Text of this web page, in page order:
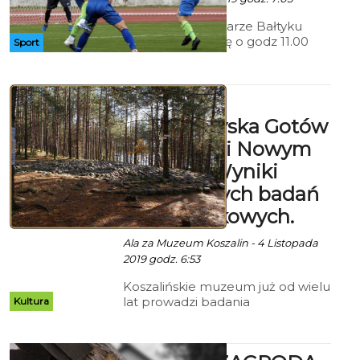
Piontkowskiego
Sport
Trzecioligowi piłkarze Bałtyku
Koszalin w sobotę o godz 11.00
zagrają z Chemikiem Police.
Kultura
Muzeum:
Cmentarzyska Gotów
w Pławnie i Nowym
Łowiczu. Wyniki
tegorocznych badań
wykopaliskowych.
Ala za Muzeum Koszalin - 4 Listopada
2019 godz. 6:53
Koszalińskie muzeum już od wielu
lat prowadzi badania
zamieszkującego Pomorze w